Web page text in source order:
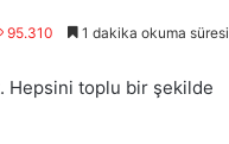
95.310 1 dakika okuma süresi
Hepsini toplu bir şekilde